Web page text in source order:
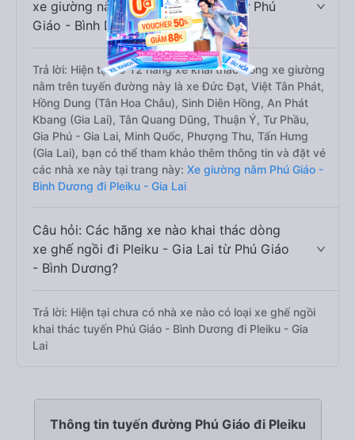
xe giường nằm đi Pleiku - Gia Lai từ Phú
Giáo - Bình Dương?
Trả lời: Hiện tại có 12 hãng xe khai thác dòng xe giường
nằm trên tuyến đường này là xe Đức Đạt, Việt Tân Phát,
Hồng Dung (Tân Hoa Châu), Sinh Diên Hồng, An Phát
Kbang (Gia Lai), Tân Quang Dũng, Thuận Ý, Tư Phầu,
Gia Phú - Gia Lai, Minh Quốc, Phượng Thu, Tấn Hưng
(Gia Lai), bạn có thể tham khảo thêm thông tin và đặt vé
các nhà xe này tại trang này: Xe giường nằm Phú Giáo -
Bình Dương đi Pleiku - Gia Lai
Câu hỏi: Các hãng xe nào khai thác dòng
xe ghế ngồi đi Pleiku - Gia Lai từ Phú Giáo
- Bình Dương?
Trả lời: Hiện tại chưa có nhà xe nào có loại xe ghế ngồi
khai thác tuyến Phú Giáo - Bình Dương đi Pleiku - Gia
Lai
Thông tin tuyến đường Phú Giáo đi Pleiku